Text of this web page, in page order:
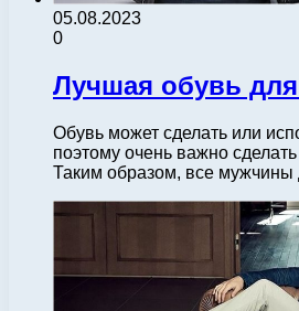
05.08.2023
0
Лучшая обувь
Обувь может сделать или
поэтому очень важно
Таким образом, все